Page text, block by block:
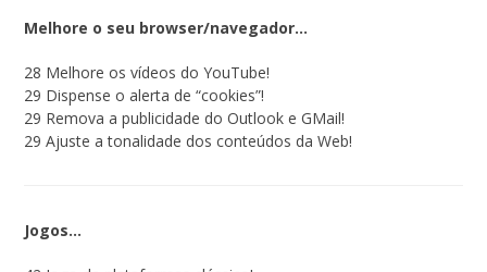
Melhore o seu browser/navegador…
28 Melhore os vídeos do YouTube!
29 Dispense o alerta de “cookies”!
29 Remova a publicidade do Outlook e GMail!
29 Ajuste a tonalidade dos conteúdos da Web!
Jogos…